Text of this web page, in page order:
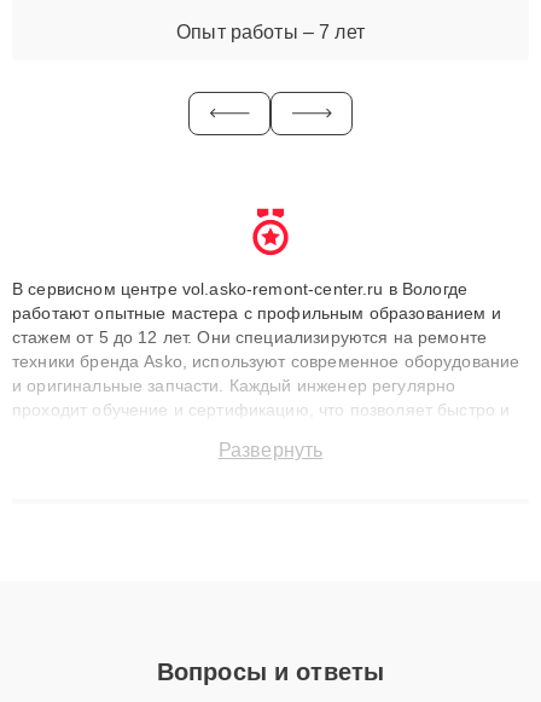
Опыт работы – 7 лет
В сервисном центре vol.asko-remont-center.ru в Вологде
работают опытные мастера с профильным образованием и
стажем от 5 до 12 лет. Они специализируются на ремонте
техники бренда Asko, используют современное оборудование
и оригинальные запчасти. Каждый инженер регулярно
проходит обучение и сертификацию, что позволяет быстро и
сохранением гарантии до 3 лет. Наши мастера решают
Развернуть
Вопросы и ответы